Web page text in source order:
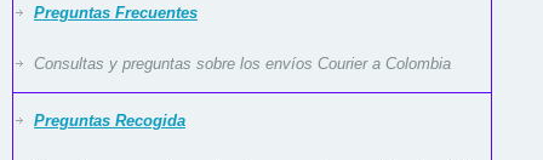
Preguntas Frecuentes
Consultas y preguntas sobre los envíos Courier a Colombia
Preguntas Recogida